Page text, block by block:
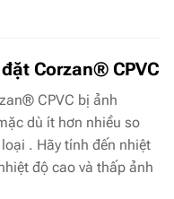
Corzan® CPVC
CPVC bị ảnh
dù ít hơn nhiều so
. Hãy tính đến nhiệt
độ cao và thấp ảnh